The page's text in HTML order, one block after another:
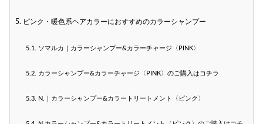
5. ピンク・暖色系ヘアカラーにおすすめのカラーシャンプー
5.1. ソマルカ｜カラーシャンプー&カラーチャージ〈PINK〉
5.2. カラーシャンプー&カラーチャージ〈PINK〉のご購入はコチラ
5.3. N.｜カラーシャンプー&カラートリートメント〈ピンク〉